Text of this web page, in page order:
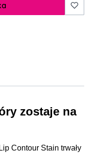
zostaje na
Contour Stain trwały